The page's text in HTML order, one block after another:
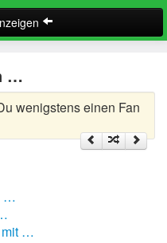
…
wenigstens einen Fan
…
mit …